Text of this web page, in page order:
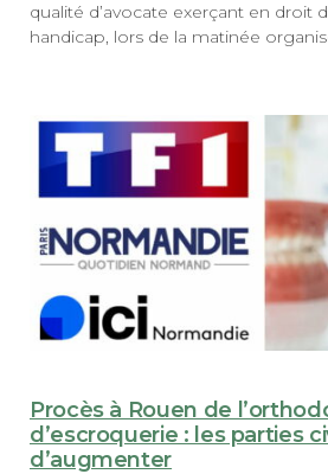
qualité d’avocate exerçant en droit
handicap, lors de la matinée
Procès à Rouen de
d’escroquerie : les parties
d’augmenter